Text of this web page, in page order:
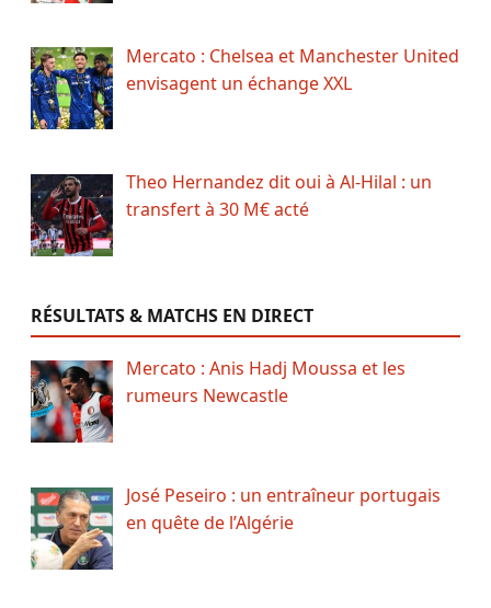
Mercato : Chelsea et Manchester United
envisagent un échange XXL
Theo Hernandez dit oui à Al-Hilal : un
transfert à 30 M€ acté
RÉSULTATS & MATCHS EN DIRECT
Mercato : Anis Hadj Moussa et les
rumeurs Newcastle
José Peseiro : un entraîneur portugais
en quête de l’Algérie